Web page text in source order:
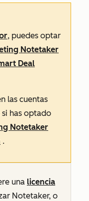
, puedes optar
Notetaker
Deal
las cuentas
si has optado
Notetaker
.
una licencia
Notetaker, o